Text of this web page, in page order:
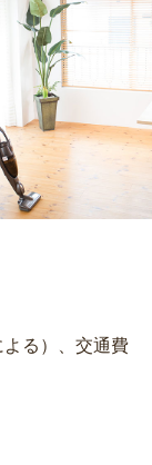
よる）、交通費